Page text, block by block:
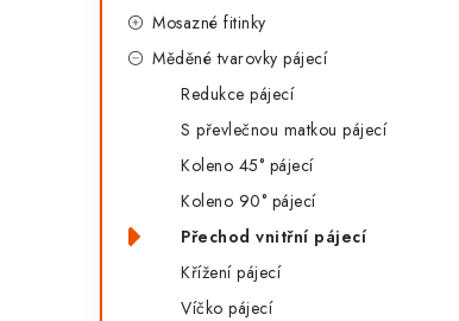
Mosazné fitinky
Měděné tvarovky pájecí
Redukce pájecí
S převlečnou matkou pájecí
Koleno 45° pájecí
Koleno 90° pájecí
Přechod vnitřní pájecí
Křížení pájecí
Víčko pájecí